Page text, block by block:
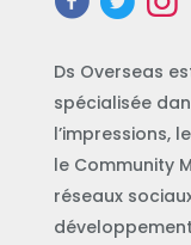
Ds Overseas
spécialisée
l’impressions,
le Community
réseaux